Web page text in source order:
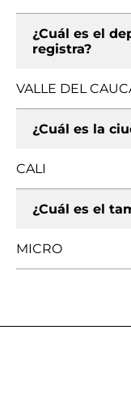
¿Cuál es el
registra?
VALLE DEL
¿Cuál es la
CALI
¿Cuál es el
MICRO